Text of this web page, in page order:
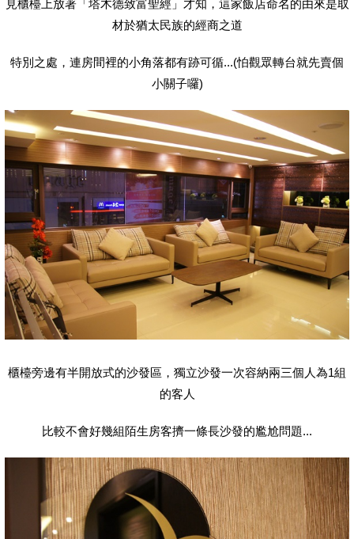
見櫃檯上放著「塔木德致富聖經」才知，這家飯店命名的由來是取
材於猶太民族的經商之道
特別之處，連房間裡的小角落都有跡可循...(怕觀眾轉台就先賣個
小關子囉)
櫃檯旁邊有半開放式的沙發區，獨立沙發一次容納兩三個人為1組
的客人
比較不會好幾組陌生房客擠一條長沙發的尷尬問題...